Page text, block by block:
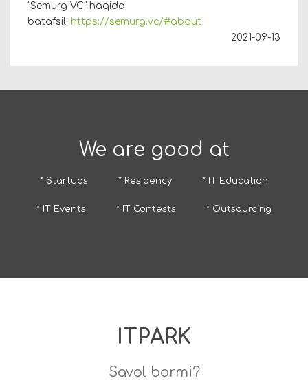
"Semurg VC" haqida
batafsil: https://semurg.vc/#about
2021-09-13
We are good at
* Startups * Residency * IT Education
* IT Events * IT Contests * Outsourcing
ITPARK
Savol bormi?